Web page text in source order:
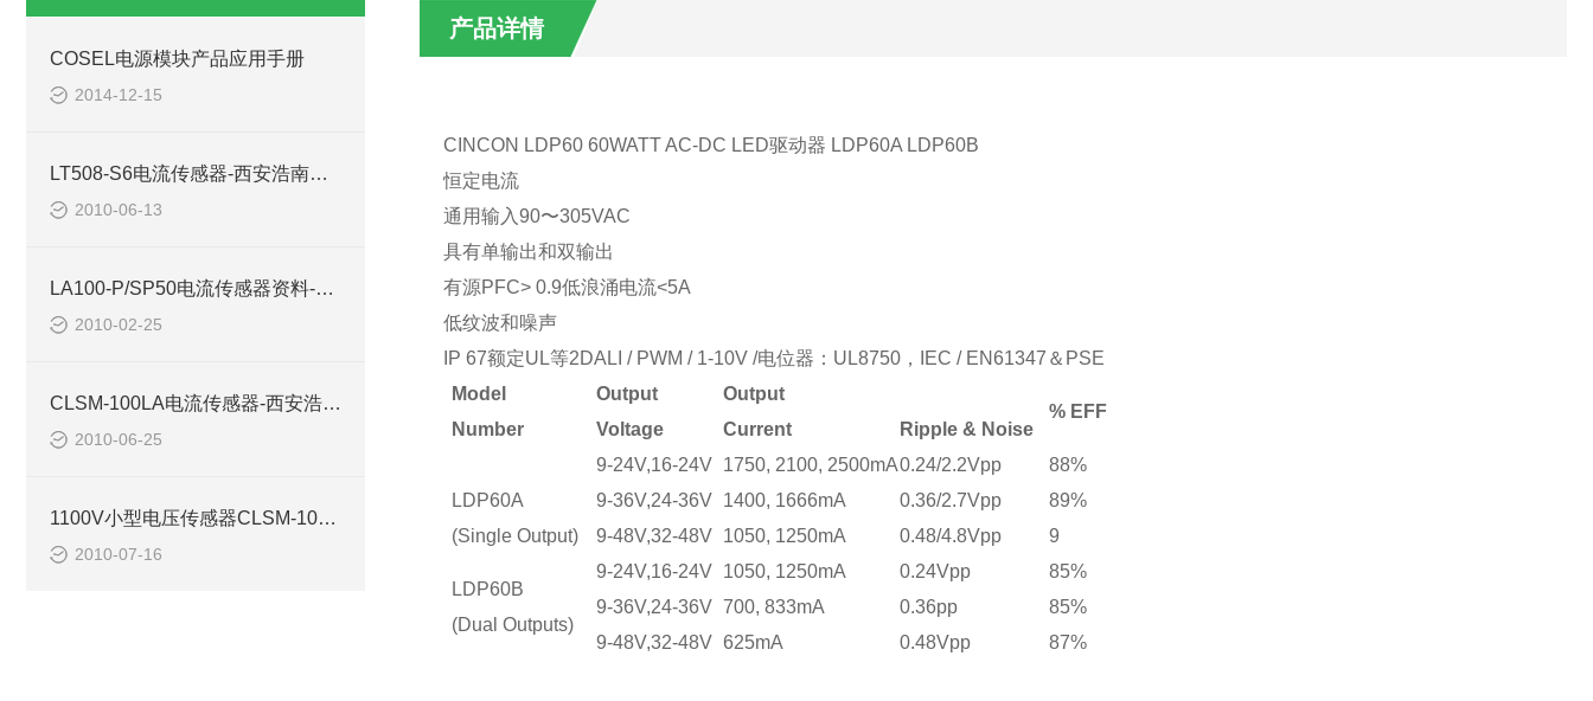
COSEL电源模块产品应用手册
2014-12-15
LT508-S6电流传感器-西安浩南电子科技
2010-06-13
LA100-P/SP50电流传感器资料-西安浩南电子科技有限公司
2010-02-25
CLSM-100LA电流传感器-西安浩南电子商
2010-06-25
1100V小型电压传感器CLSM-10MA西安浩南电子科技有限公司
2010-07-16
产品详情
CINCON LDP60 60WATT AC-DC LED驱动器 LDP60A LDP60B
恒定电流
通用输入90〜305VAC
具有单输出和双输出
有源PFC> 0.9低浪涌电流<5A
低纹波和噪声
IP 67额定UL等2DALI / PWM / 1-10V /电位器：UL8750，IEC / EN61347＆PSE
Model
Number
Output
Voltage
Output
Current
Ripple & Noise
% EFF
LDP60A
(Single Output)
9-24V,16-24V
9-36V,24-36V
9-48V,32-48V
1750, 2100, 2500mA
1400, 1666mA
1050, 1250mA
0.24/2.2Vpp
0.36/2.7Vpp
0.48/4.8Vpp
88%
89%
9
LDP60B
(Dual Outputs)
9-24V,16-24V
9-36V,24-36V
9-48V,32-48V
1050, 1250mA
700, 833mA
625mA
0.24Vpp
0.36pp
0.48Vpp
85%
85%
87%